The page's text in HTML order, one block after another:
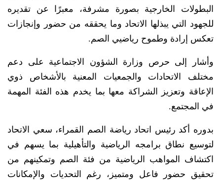
البطولات الخارجية بصورة مشرفة، معبرًا عن تقديره
للجهود التي يبذلها الاتحاد وما يحققه من حضور وإنجازات
تعكس إرادة وطموح رياضيي الصم.
وأشار إلى حرص وزارة الشؤون الاجتماعية على دعم
مختلف الاتحادات والجمعيات المعنية بالأشخاص ذوي
الإعاقة وتعزيز الشراكة معها بما يخدم هذه الفئة المهمة
في المجتمع.
بدوره أكد رئيس اتحاد رياضة الصم القمراء، سعي الاتحاد
لتوسيع نطاق برامجه الرياضية والتأهيلية بما يسهم في
اكتشاف المواهب الرياضية من فئة الصم وتمكينهم من
تحقيق حضور فاعل ومتميز، رغم التحديات والإمكانات